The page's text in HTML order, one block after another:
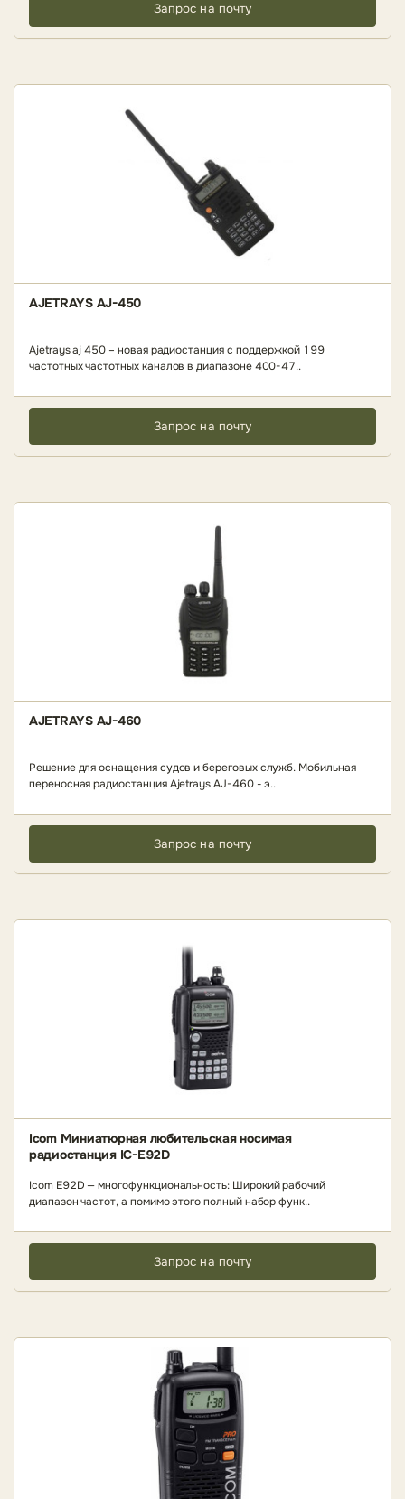
Запрос на почту
AJETRAYS AJ-450
Ajetrays aj 450 – новая радиостанция с поддержкой 199
частотных частотных каналов в диапазоне 400-47..
Запрос на почту
AJETRAYS AJ-460
Решение для оснащения судов и береговых служб. Мобильная
переносная радиостанция Ajetrays AJ-460 - э..
Запрос на почту
Icom Миниатюрная любительская носимая
радиостанция IC-E92D
Icom E92D — многофункциональность: Широкий рабочий
диапазон частот, а помимо этого полный набор функ..
Запрос на почту